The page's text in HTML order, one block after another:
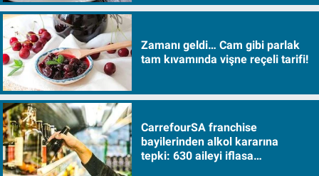
Zamanı geldi… Cam gibi parlak
tam kıvamında vişne reçeli tarifi!
CarrefourSA franchise
bayilerinden alkol kararına
tepki: 630 aileyi iflasa